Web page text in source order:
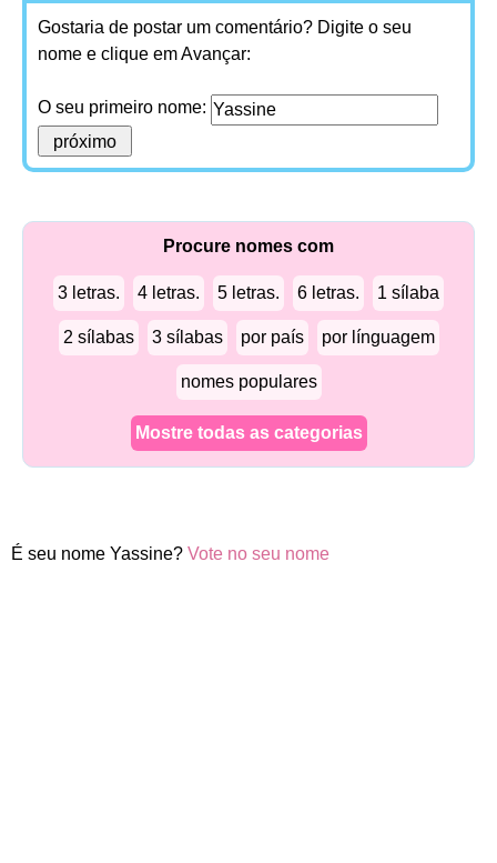
Gostaria de postar um comentário? Digite o seu
nome e clique em Avançar:
O seu primeiro nome:
Procure nomes com
3 letras. 4 letras. 5 letras. 6 letras. 1 sílaba
2 sílabas 3 sílabas por país por línguagem
nomes populares
Mostre todas as categorias
É seu nome Yassine? Vote no seu nome